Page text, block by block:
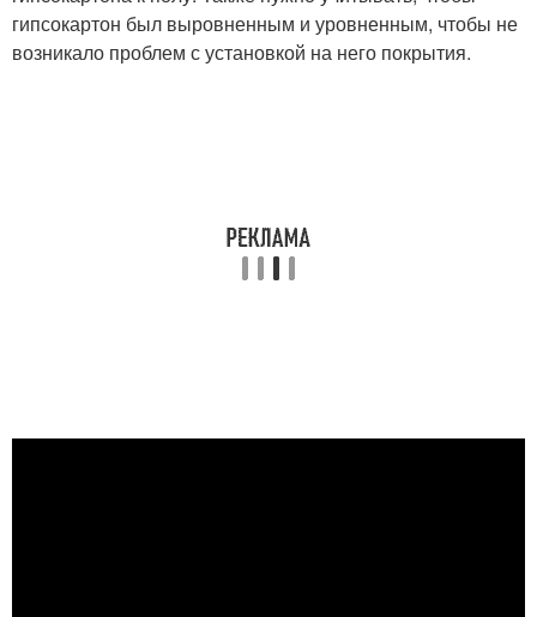
гипсокартон был выровненным и уровненным, чтобы не
возникало проблем с установкой на него покрытия.